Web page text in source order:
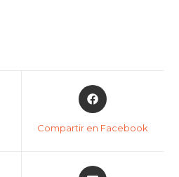
Compartir en Facebook